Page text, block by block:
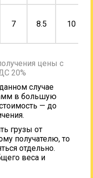
7 8.5 10
цены с
20%
случае
в большую
— до
грузы от
получателю, то
отдельно.
веса и